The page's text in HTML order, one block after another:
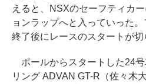
えると、NSXのセーフティカ
ョンラップへと入っていった
終了後にレースのスタートが切
ポールからスタートした24
リング ADVAN GT-R（佐々木